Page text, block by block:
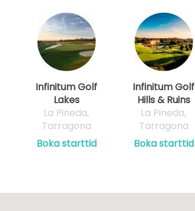
Infinitum Golf
Lakes
La Pineda,
Tarragona
Boka starttid
Infinitum Golf
Hills & Ruins
La Pineda,
Tarragona
Boka starttid